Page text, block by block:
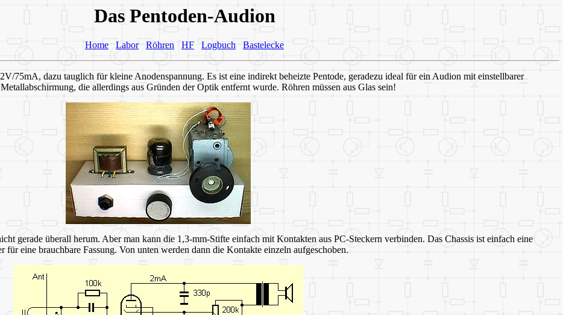
Das Pentoden-Audion
Home Labor Röhren HF Logbuch Bastelecke
75mA, dazu tauglich für kleine Anodenspannung. Es ist eine indirekt beheizte Pentode, geradezu ideal für ein Audion mit einstellbarer
die allerdings aus Gründen der Optik entfernt wurde. Röhren müssen aus Glas sein!
gerade überall herum. Aber man kann die 1,3-mm-Stifte einfach mit Kontakten aus PC-Steckern verbinden. Das Chassis ist einfach eine
für eine brauchbare Fassung. Von unten werden dann die Kontakte einzeln aufgeschoben.